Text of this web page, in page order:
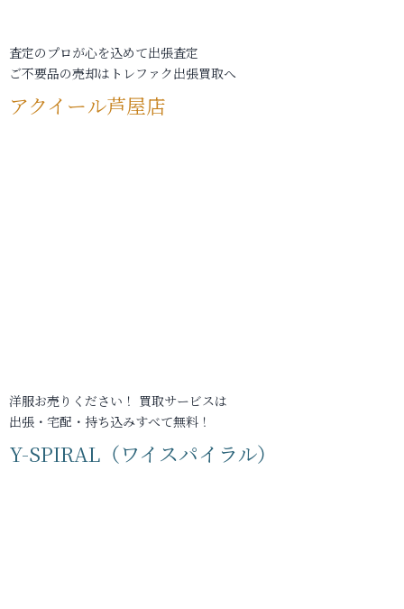
査定のプロが心を込めて出張査定
ご不要品の売却はトレファク出張買取へ
アクイール芦屋店
洋服お売りください！ 買取サービスは
出張・宅配・持ち込みすべて無料！
Y-SPIRAL（ワイスパイラル）